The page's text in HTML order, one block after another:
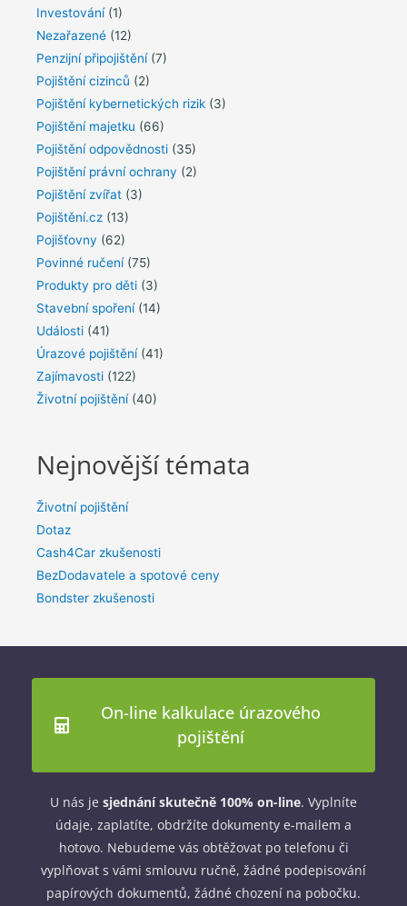
Investování(1)
Nezařazené (12)
Penzijní připojištění(7)
Pojištění cizinců (2)
Pojištění kybernetických rizik (3)
Pojištění majetku (66)
Pojištění odpovědnosti (35)
Pojištění právní ochrany (2)
Pojištění zvířat (3)
Pojištění.cz (13)
Pojišťovny (62)
Povinné ručení(75)
Produkty pro děti (3)
Stavební spoření(14)
Události (41)
Úrazové pojištění(41)
Zajímavosti (122)
Životní pojištění(40)
Nejnovější témata
Životní pojištění
Dotaz
Cash4Car zkušenosti
BezDodavatele a spotové ceny
Bondster zkušenosti
On-line kalkulace úrazového
pojištění
U nás je sjednání skutečně 100% on-line. Vyplníte
údaje, zaplatíte, obdržíte dokumenty e-mailem a
hotovo. Nebudeme vás obtěžovat po telefonu či
vyplňovat s vámi smlouvu ručně, žádné podepisování
papírových dokumentů, žádné chození na pobočku.